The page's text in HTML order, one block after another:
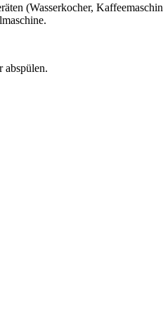
(Wasserkocher,
abspülen.